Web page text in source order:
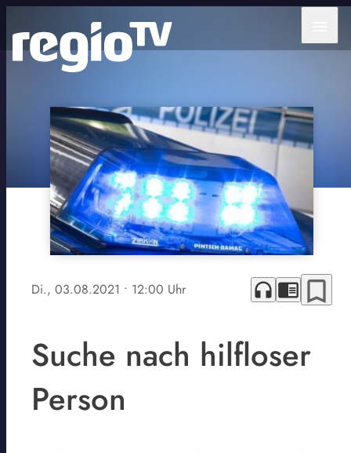
Di., 03.08.2021 • 12:00 Uhr headphones chrome_reader_mode bookmark_border
Suche nach hilfloser
Person